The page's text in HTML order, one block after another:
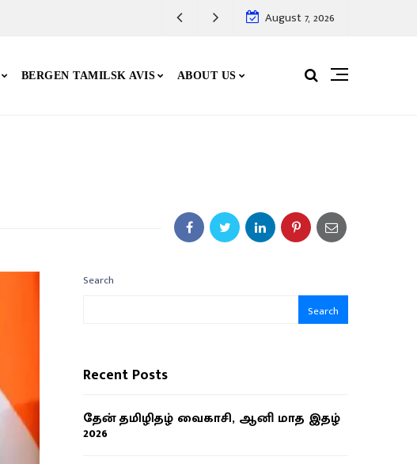
August 7, 2026
BERGEN TAMILSK AVIS ABOUT US
Search
Search
Recent Posts
தேன் தமிழிதழ் வைகாசி, ஆனி மாத இதழ்
2026